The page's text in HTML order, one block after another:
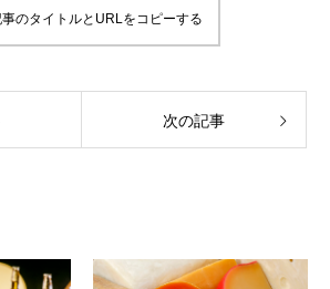
事のタイトルとURLをコピーする
次の記事